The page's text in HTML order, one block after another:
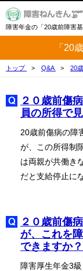
障害年金の「20歳前障害
「20
トップ Q&A 20
２０歳前傷
員の所得で
20歳前傷病の障
が、この所得制
は両親が共働き
だと支給停止に
２０歳前傷
が、これを
できますか？
障害厚生年金3